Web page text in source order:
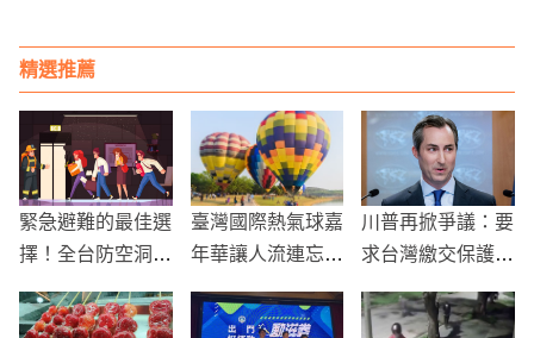
精選推薦
緊急避難的最佳選
擇！全台防空洞避
臺灣國際熱氣球嘉
年華讓人流連忘
台東縱谷民宿
川普再掀爭議：要
求台灣繳交保護費
「台灣自費防衛」